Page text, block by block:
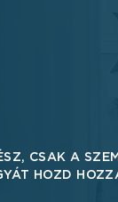
CSAK A
HOZD